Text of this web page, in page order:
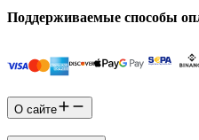
Поддерживаемые способы
О сайте